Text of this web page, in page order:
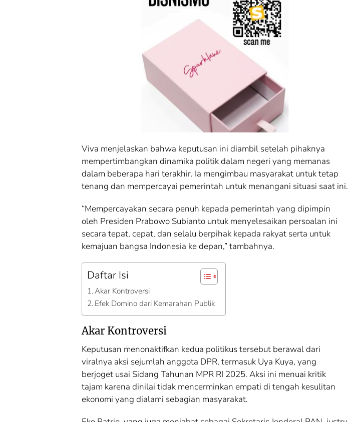
Viva menjelaskan bahwa keputusan ini diambil setelah pihaknya
mempertimbangkan dinamika politik dalam negeri yang memanas
dalam beberapa hari terakhir. Ia mengimbau masyarakat untuk tetap
tenang dan mempercayai pemerintah untuk menangani situasi saat ini.
“Mempercayakan secara penuh kepada pemerintah yang dipimpin
oleh Presiden Prabowo Subianto untuk menyelesaikan persoalan ini
secara tepat, cepat, dan selalu berpihak kepada rakyat serta untuk
kemajuan bangsa Indonesia ke depan,” tambahnya.
Daftar Isi
Akar Kontroversi
Efek Domino dari Kemarahan Publik
Akar Kontroversi
Keputusan menonaktifkan kedua politikus tersebut berawal dari
viralnya aksi sejumlah anggota DPR, termasuk Uya Kuya, yang
berjoget usai Sidang Tahunan MPR RI 2025. Aksi ini menuai kritik
tajam karena dinilai tidak mencerminkan empati di tengah kesulitan
ekonomi yang dialami sebagian masyarakat.